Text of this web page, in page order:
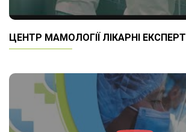
ЦЕНТР МАМОЛОГІЇ ЛІКАРНІ ЕКСПЕРТ